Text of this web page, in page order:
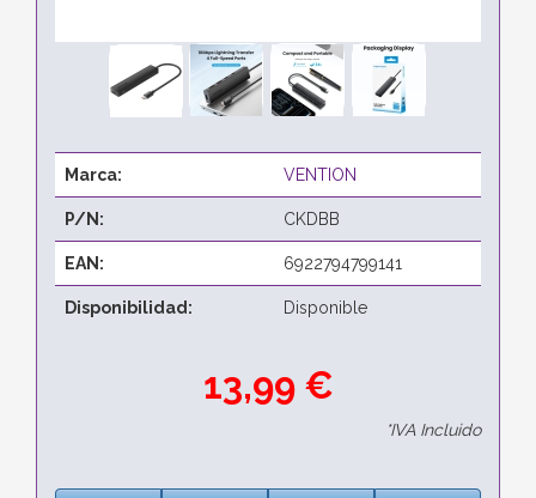
Marca: VENTION
P/N: CKDBB
EAN: 6922794799141
Disponibilidad: Disponible
13,99 €
*IVA Incluido